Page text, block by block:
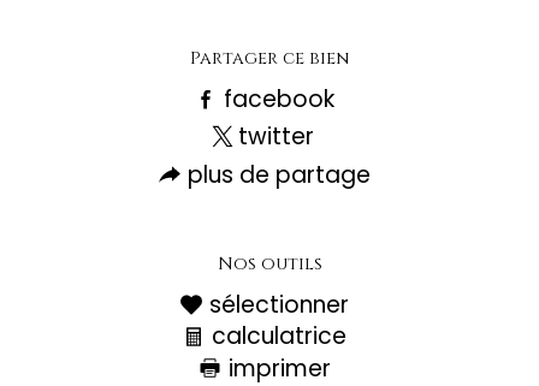
Partager ce bien
facebook
twitter
plus de partage
Nos outils
sélectionner
calculatrice
imprimer